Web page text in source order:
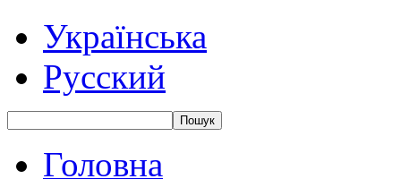
Українська
Русский
Головна